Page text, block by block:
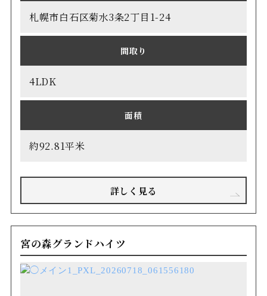
札幌市白石区菊水3条2丁目1-24
間取り
4LDK
面積
約92.81平米
詳しく見る
宮の森グランドハイツ